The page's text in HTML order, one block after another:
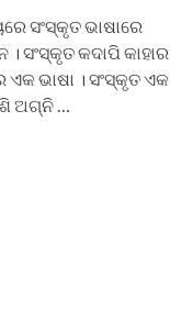
ସଂସ୍କୃତ ଭାଷାରେ
। ସଂସ୍କୃତ କଦାପି କାହାର
ଏକ ଭାଷା । ସଂସ୍କୃତ ଏକ
ଅଗ୍ନି …